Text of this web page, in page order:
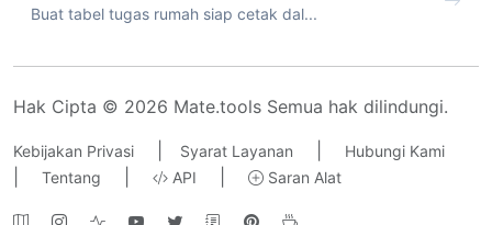
Buat tabel tugas rumah siap cetak dal...
Hak Cipta © 2026 Mate.tools Semua hak dilindungi.
Kebijakan Privasi Syarat Layanan Hubungi Kami
Tentang API Saran Alat